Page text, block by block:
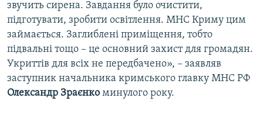
звучить сирена. Завдання було очистити,
підготувати, зробити освітлення. МНС Криму цим
займається. Заглиблені приміщення, тобто
підвальні тощо – це основний захист для громадян.
Укриттів для всіх не передбачено», – заявляв
заступник начальника кримського главку МНС РФ
Олександр Зраєнко минулого року.